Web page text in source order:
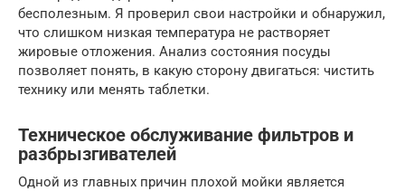
бесполезным. Я проверил свои настройки и обнаружил,
что слишком низкая температура не растворяет
жировые отложения. Анализ состояния посуды
позволяет понять, в какую сторону двигаться: чистить
технику или менять таблетки.
Техническое обслуживание фильтров и
разбрызгивателей
Одной из главных причин плохой мойки является